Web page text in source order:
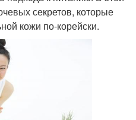
секретов, которые
кожи по-корейски.